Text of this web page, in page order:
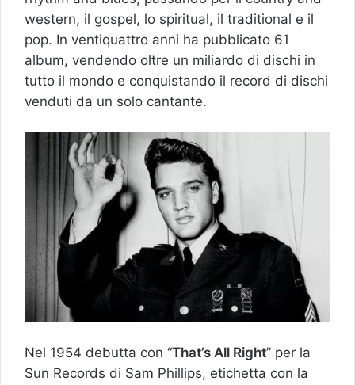
western, il gospel, lo spiritual, il traditional e il
pop. In ventiquattro anni ha pubblicato 61
album, vendendo oltre un miliardo di dischi in
tutto il mondo e conquistando il record di dischi
venduti da un solo cantante.
Nel 1954 debutta con “That’s All Right” per la
Sun Records di Sam Phillips, etichetta con la